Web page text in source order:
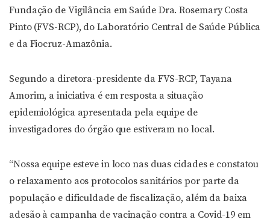
Fundação de Vigilância em Saúde Dra. Rosemary Costa
Pinto (FVS-RCP), do Laboratório Central de Saúde Pública
e da Fiocruz-Amazônia.
Segundo a diretora-presidente da FVS-RCP, Tayana
Amorim, a iniciativa é em resposta a situação
epidemiológica apresentada pela equipe de
investigadores do órgão que estiveram no local.
“Nossa equipe esteve in loco nas duas cidades e constatou
o relaxamento aos protocolos sanitários por parte da
população e dificuldade de fiscalização, além da baixa
adesão à campanha de vacinação contra a Covid-19 em